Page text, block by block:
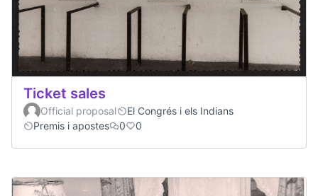
Ticket sales
Official proposal
El Congrés i els Indians
Premis i apostes
0 0